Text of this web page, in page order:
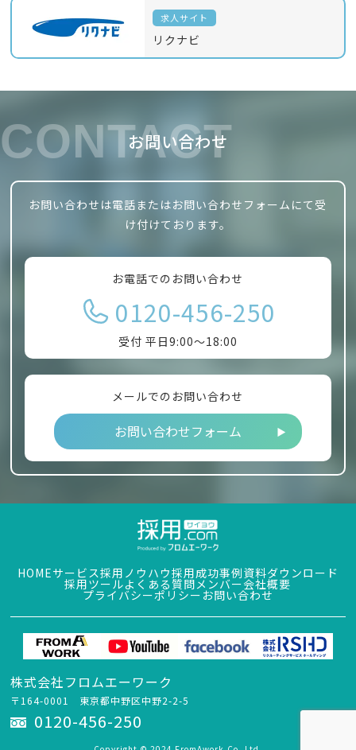
求人サイト
リクナビ
お問い合わせ
CONTACT
お問い合わせは電話またはお問い合わせフォームにて受
け付けております。
お電話でのお問い合わせ
0120-456-250
受付 平日9:00～18:00
メールでのお問い合わせ
お問い合わせフォーム
HOMEサービス採用ノウハウ採用成功事例資料ダウンロード
採用ツールよくある質問メンバー会社概要
プライバシーポリシー お問い合わせ
株式会社フロムエーワーク
〒164-0001 東京都中野区中野2-2-5
0120-456-250